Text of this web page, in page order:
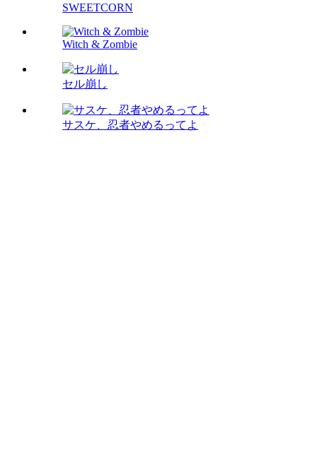
SWEETCORN
Witch & Zombie
セル崩し
サスケ、忍者やめるってよ